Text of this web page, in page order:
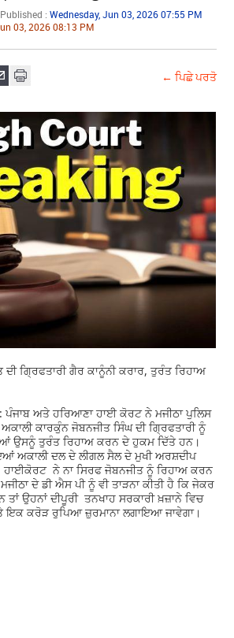
:Wednesday, Jun 03, 2026 07:55 PM
03, 2026 08:13 PM
← ਪਿਛੇ ਪਰਤੋ
ਗ੍ਰਿਫਤਾਰੀ ਗੈਰ ਕਾਨੂੰਨੀ ਕਰਾਰ, ਤੁਰੰਤ ਰਿਹਾਅ
ਪੰਜਾਬ ਅਤੇ ਹਰਿਆਣਾ ਹਾਈ ਕੋਰਟ ਨੇ ਮਜੀਠਾ ਪੁਲਿਸ
ਕਾਰਕੁੰਨ ਜੋਬਨਜੀਤ ਸਿੰਘ ਦੀ ਗ੍ਰਿਫਤਾਰੀ ਨੂੰ
ਉਸਨੂੰ ਤੁਰੰਤ ਰਿਹਾਅ ਕਰਨ ਦੇ ਹੁਕਮ ਦਿੱਤੇ ਹਨ।
ਅਕਾਲੀ ਦਲ ਦੇ ਲੀਗਲ ਸੈਲ ਦੇ ਮੁਖੀ ਅਰਸ਼ਦੀਪ
ਨੇ ਨਾ ਸਿਰਫ ਜੋਬਨਜੀਤ ਨੂੰ ਰਿਹਾਅ ਕਰਨ
ਦੇ ਡੀ ਐਸ ਪੀ ਨੂੰ ਵੀ ਤਾੜਨਾ ਕੀਤੀ ਹੈ ਕਿ ਜੇਕਰ
ਤਾਂ ਉਹਨਾਂ ਦੀਪੂਰੀ ਤਨਖਾਹ ਸਰਕਾਰੀ ਖ਼ਜ਼ਾਨੇ ਵਿਚ
ਇਕ ਕਰੋੜ ਰੁਪਿਆ ਜ਼ੁਰਮਾਨਾ ਲਗਾਇਆ ਜਾਵੇਗਾ।